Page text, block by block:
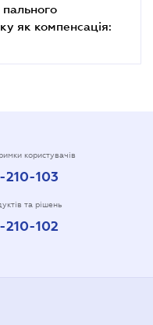
як компенсація:
користувачів
103
та рішень
102